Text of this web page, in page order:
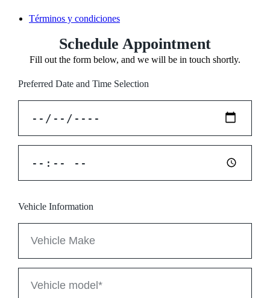
Términos y condiciones
Schedule Appointment
Fill out the form below, and we will be in touch shortly.
Preferred Date and Time Selection
Vehicle Information